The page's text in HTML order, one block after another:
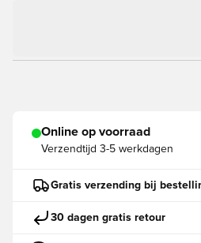
Online op voorraad
Verzendtijd 3-5 werkdagen
Gratis verzending bij
30 dagen gratis retour